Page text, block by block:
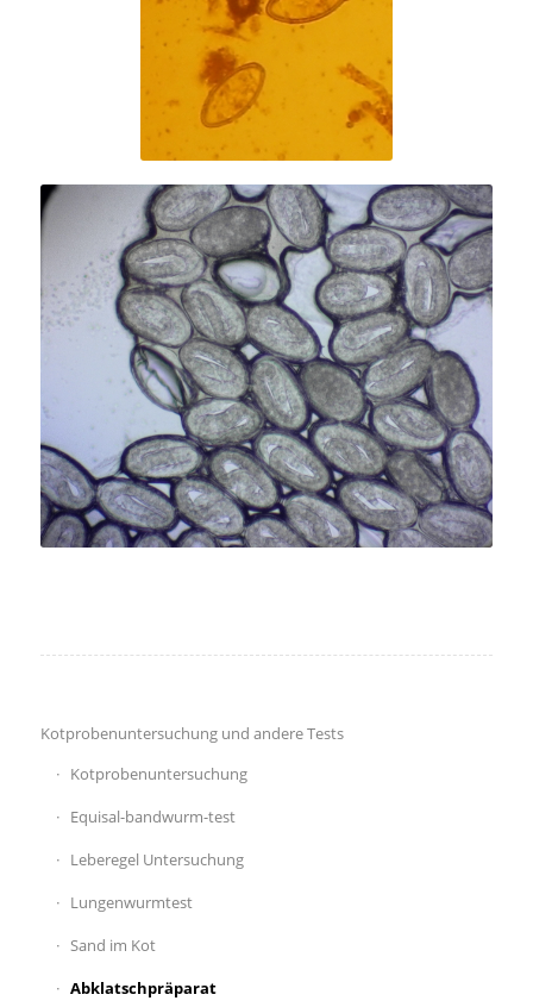
Anuswurmeier
Anuswurmeier im Abklatschpräparat
Kotprobenuntersuchung und andere Tests
Kotprobenuntersuchung
Equisal-bandwurm-test
Leberegel Untersuchung
Lungenwurmtest
Sand im Kot
Abklatschpräparat